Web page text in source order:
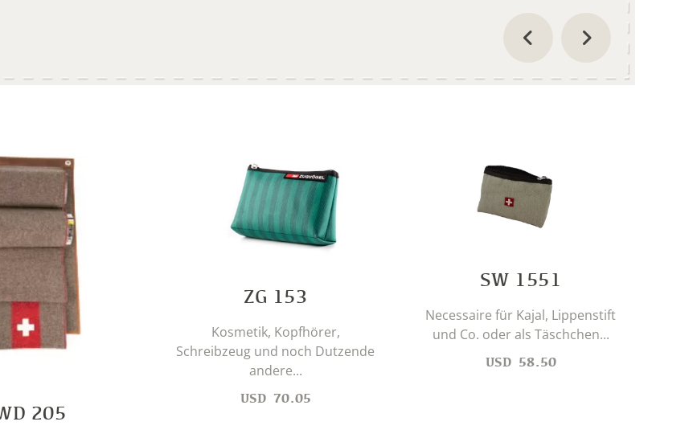
205
ZG 153
Kosmetik, Kopfhörer,
Schreibzeug und noch Dutzende
andere...
USD 70.05
SW 1551
Necessaire für Kajal, Lippenstift
und Co. oder als Täschchen...
USD 58.50